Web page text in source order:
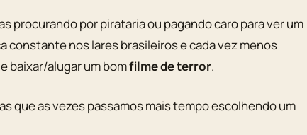
procurando por pirataria ou pagando caro para ver um
constante nos lares brasileiros e cada vez menos
baixar/alugar um bomfilme de terror.
que as vezes passamos mais tempo escolhendo um